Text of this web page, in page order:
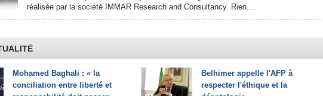
réalisée par la société IMMAR Research and Consultancy. Rien...
Mohamed Baghali : « la
conciliation entre liberté et
Belhimer appelle l'AFP à
respecter l'éthique et la